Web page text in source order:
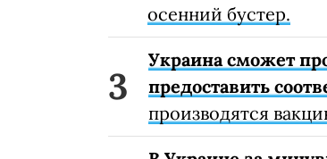
осенний бустер.
Украина сможет
предоставить
производятся